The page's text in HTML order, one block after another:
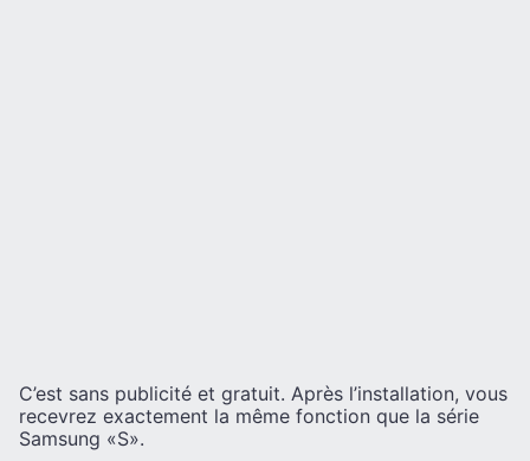
C’est sans publicité et gratuit. Après l’installation, vous
recevrez exactement la même fonction que la série
Samsung «S».